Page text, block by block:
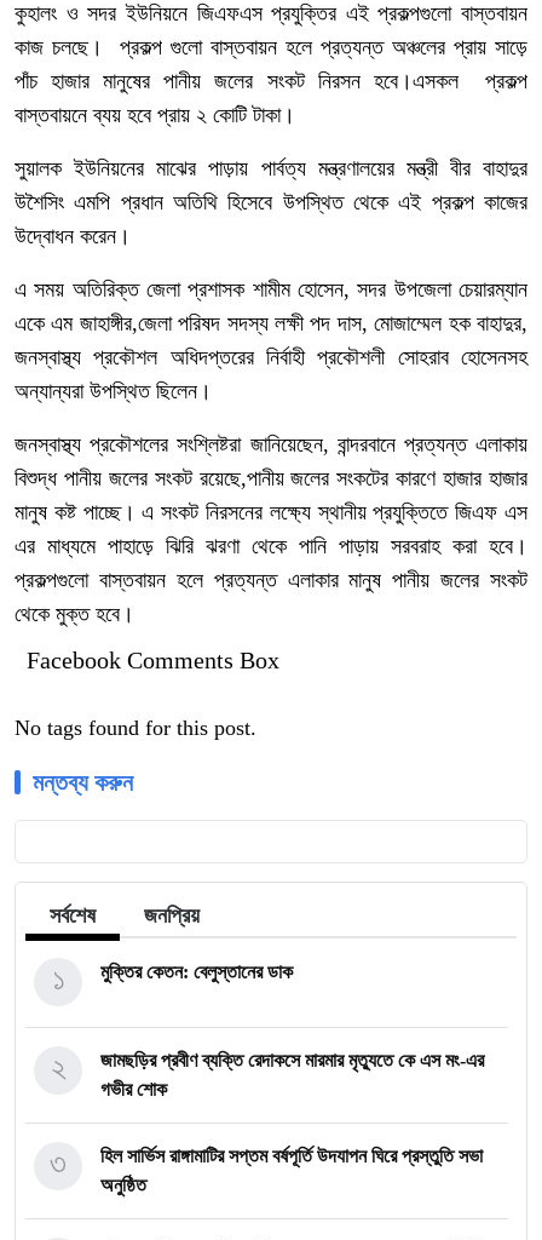
কুহালং ও সদর ইউনিয়নে জিএফএস প্রযুক্তির এই প্রকল্পগুলো বাস্তবায়ন
কাজ চলছে। প্রকল্প গুলো বাস্তবায়ন হলে প্রত্যন্ত অঞ্চলের প্রায় সাড়ে
পাঁচ হাজার মানুষের পানীয় জলের সংকট নিরসন হবে।এসকল প্রকল্প
বাস্তবায়নে ব্যয় হবে প্রায় ২ কোটি টাকা।
সুয়ালক ইউনিয়নের মাঝের পাড়ায় পার্বত্য মন্ত্রণালয়ের মন্ত্রী বীর বাহাদুর
উশৈসিং এমপি প্রধান অতিথি হিসেবে উপস্থিত থেকে এই প্রকল্প কাজের
উদ্বোধন করেন।
এ সময় অতিরিক্ত জেলা প্রশাসক শামীম হোসেন, সদর উপজেলা চেয়ারম্যান
একে এম জাহাঙ্গীর,জেলা পরিষদ সদস্য লক্ষী পদ দাস, মোজাম্মেল হক বাহাদুর,
জনস্বাস্থ্য প্রকৌশল অধিদপ্তরের নির্বাহী প্রকৌশলী সোহরাব হোসেনসহ
অন্যান্যরা উপস্থিত ছিলেন।
জনস্বাস্থ্য প্রকৌশলের সংশ্লিষ্টরা জানিয়েছেন, বান্দরবানে প্রত্যন্ত এলাকায়
বিশুদ্ধ পানীয় জলের সংকট রয়েছে,পানীয় জলের সংকটের কারণে হাজার হাজার
মানুষ কষ্ট পাচ্ছে। এ সংকট নিরসনের লক্ষ্যে স্থানীয় প্রযুক্তিতে জিএফ এস
এর মাধ্যমে পাহাড়ে ঝিরি ঝরণা থেকে পানি পাড়ায় সরবরাহ করা হবে।
প্রকল্পগুলো বাস্তবায়ন হলে প্রত্যন্ত এলাকার মানুষ পানীয় জলের সংকট
থেকে মুক্ত হবে।
Facebook Comments Box
No tags found for this post.
মন্তব্য করুন
সর্বশেষ জনপ্রিয়
মুক্তির কেতন: বেলুস্তানের ডাক
১
জামছড়ির প্রবীণ ব্যক্তি রেদাকসে মারমার মৃত্যুতে কে এস মং-এর
গভীর শোক
২
হিল সার্ভিস রাঙ্গামাটির সপ্তম বর্ষপূর্তি উদযাপন ঘিরে প্রস্তুতি সভা
অনুষ্ঠিত
৩